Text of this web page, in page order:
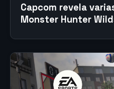
Capcom revela
Monster Hunter